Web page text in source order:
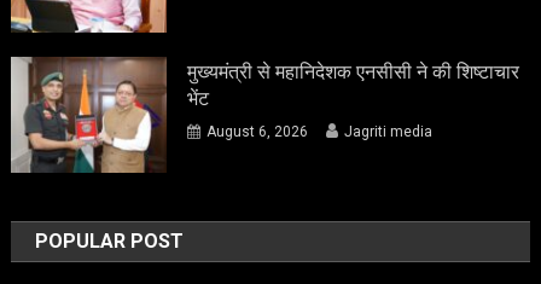
मुख्यमंत्री से महानिदेशक एनसीसी ने की शिष्टाचार
भेंट
August 6, 2026 Jagriti media
POPULAR POST